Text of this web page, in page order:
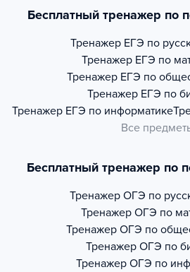
Бесплатный тренажер по
Тренажер ЕГЭ по
Тренажер ЕГЭ по
Тренажер ЕГЭ по
Тренажер ЕГЭ по
Тренажер ЕГЭ по информатике
Все
Бесплатный тренажер по
Тренажер ОГЭ по
Тренажер ОГЭ по
Тренажер ОГЭ по
Тренажер ОГЭ по
Тренажер ОГЭ по